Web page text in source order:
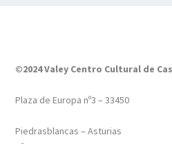
©2024 Valey Centro Cultural de
Plaza de Europa nº3 – 33450
Piedrasblancas – Asturias